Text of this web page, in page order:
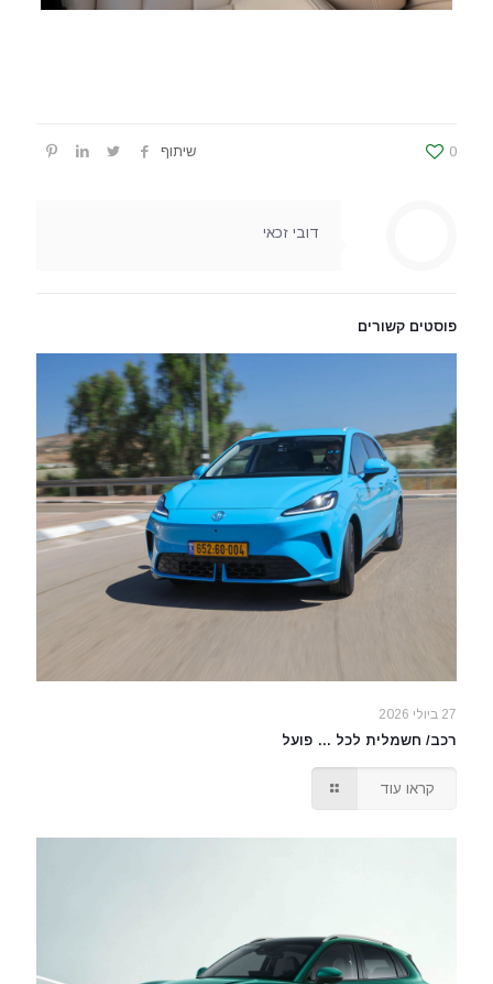
שיתוף 0
דובי זכאי
פוסטים קשורים
27 ביולי 2026
רכב/ חשמלית לכל … פועל
קראו עוד